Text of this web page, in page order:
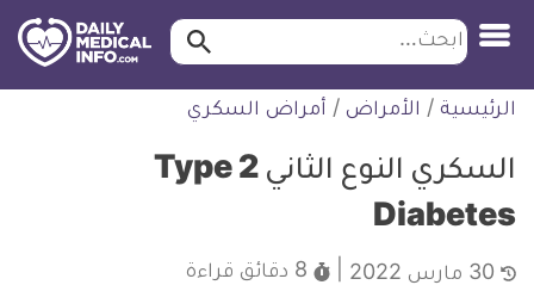
التخطي
للمحتوى
ابحث ابحث…
الرئيسية / الأمراض / أمراض السكري
السكري النوع الثاني Type 2
Diabetes
8 دقائق قراءة